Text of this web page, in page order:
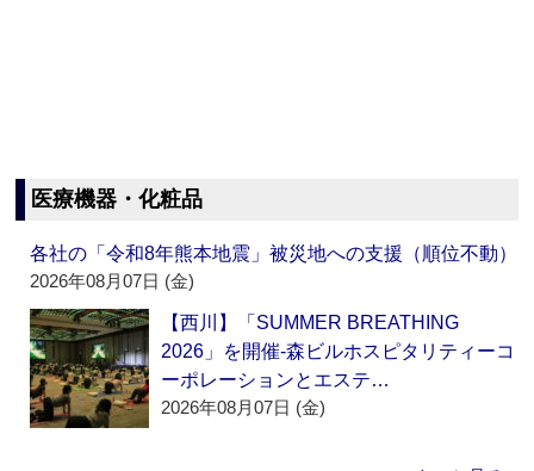
医療機器・化粧品
各社の「令和8年熊本地震」被災地への支援（順位不動）
2026年08月07日 (金)
【西川】「SUMMER BREATHING
2026」を開催‐森ビルホスピタリティーコ
ーポレーションとエステ…
2026年08月07日 (金)